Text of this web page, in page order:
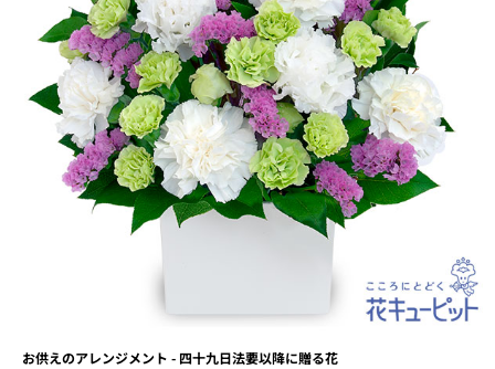
お供えのアレンジメント - 四十九日法要以降に贈る花